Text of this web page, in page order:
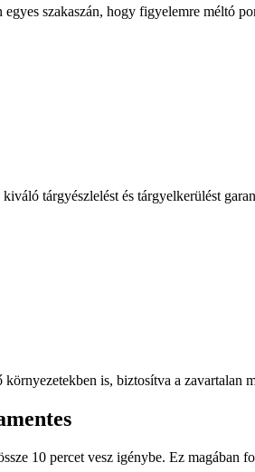
szakaszán, hogy figyelemre méltó
tárgyészlelést és tárgyelkerülést
is, biztosítva a zavartalan
10 percet vesz igénybe. Ez magában